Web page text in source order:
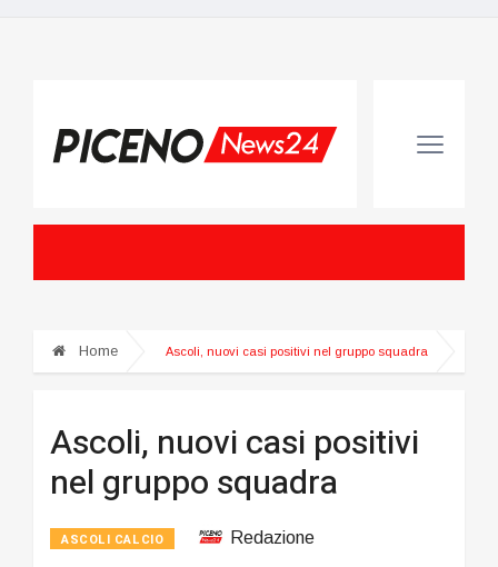
Home Ascoli, nuovi casi positivi nel gruppo squadra
Ascoli, nuovi casi positivi
nel gruppo squadra
ASCOLI CALCIO Redazione